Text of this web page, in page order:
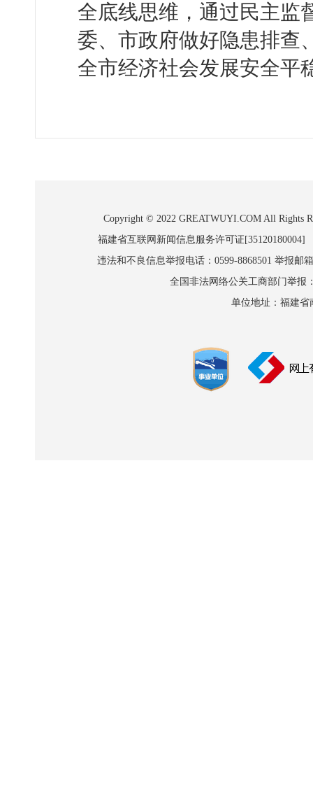
全底线思维，通过民主监
委、市政府做好隐患排查
全市经济社会发展安全平
Copyright © 2022 GREATWUYI.COM All Rights
福建省互联网新闻信息服务许可证
违法和不良信息举报电话：0599-8868501 举报邮
全国非法网络公关工商部门举报
单位地址：福建省